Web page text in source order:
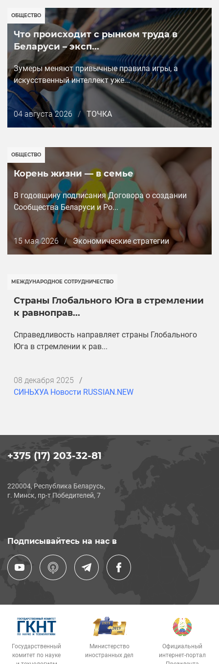
ОБЩЕСТВО
Что происходит с рынком труда в
Беларуси – эксп...
Зумеры меняют привычные правила игры, а
искусственный интеллект уже...
Дата
публикации
04 августа 2026 / ТОЧКА
ОБЩЕСТВО
Корень жизни — в семье
В годовщину подписания Договора о создании
Cообщества Беларуси и Ро...
Дата
публикации
15 мая 2026 / Экономические стратегии
МЕЖДУНАРОДНОЕ СОТРУДНИЧЕСТВО
Страны Глобального Юга в стремлении
к равноправ...
Справедливость направляет страны Глобального
Юга в стремлении к рав...
Дата
публикации
08 декабря 2025
/
СИНЬХУА Новости RUSSIAN.NEW
+375 (17) 203-32-81
220004, Республика Беларусь,
г. Минск, пр-т Победителей, 7
Подписывайтесь на нас в
Государственный
комитет по науке
Министерство
иностранных дел
Официальный
интернет-портал